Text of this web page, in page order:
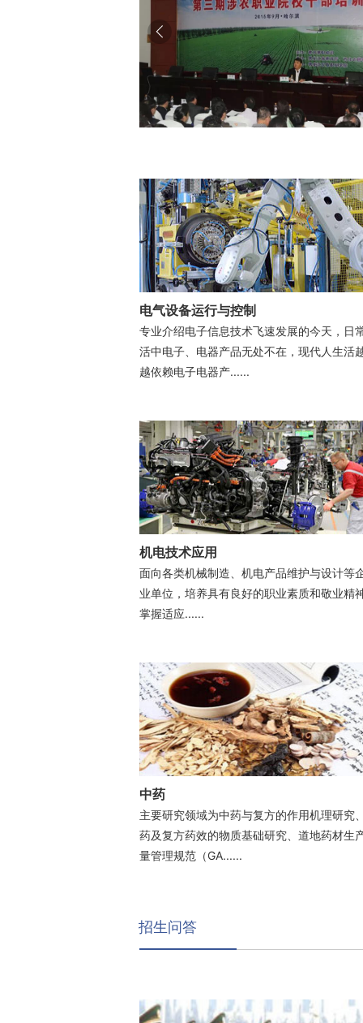
电气设备运行与控制
专业介绍电子信息技术飞速发展的今天，日
活中电子、电器产品无处不在，现代人生活
越依赖电子电器产......
机电技术应用
面向各类机械制造、机电产品维护与设计等
业单位，培养具有良好的职业素质和敬业精
掌握适应......
中药
主要研究领域为中药与复方的作用机理研究
药及复方药效的物质基础研究、道地药材生
量管理规范（GA......
招生问答